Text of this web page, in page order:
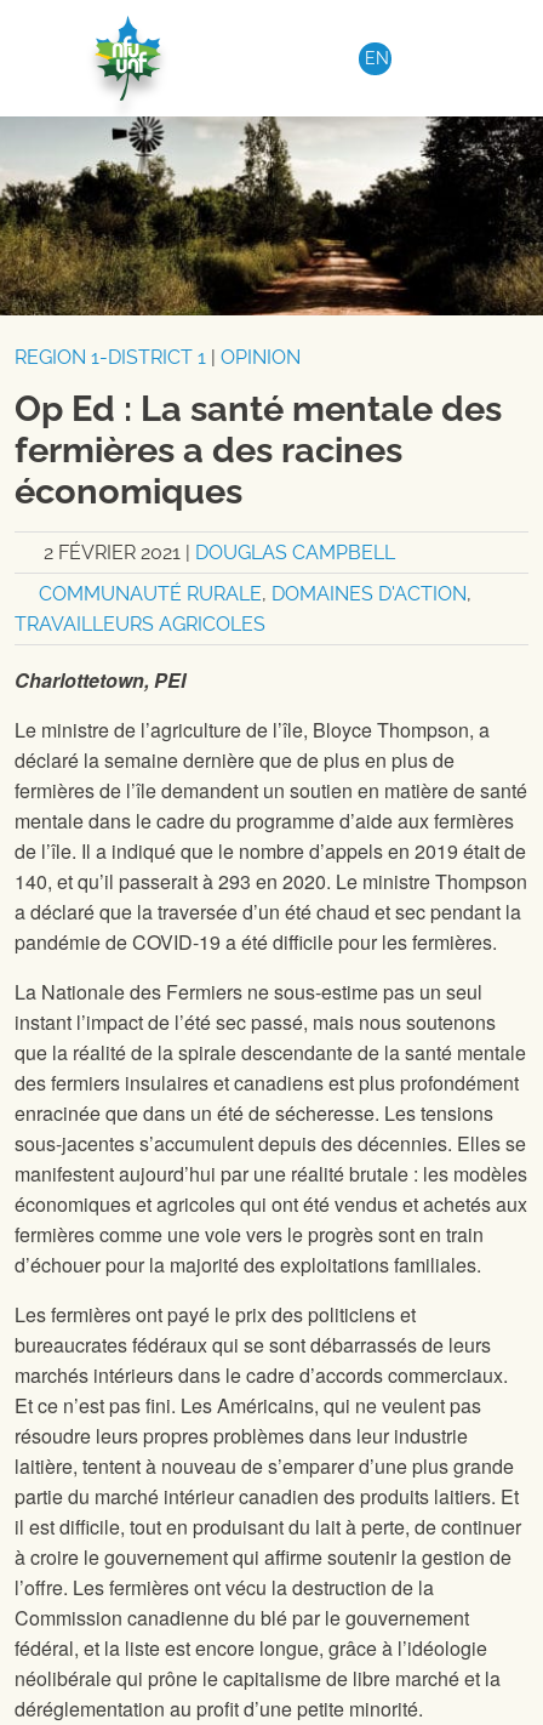
Aller au contenu
EN
REGION 1-DISTRICT 1 OPINION
Op Ed : La santé mentale des
fermières a des racines
économiques
2 FÉVRIER 2021
DOUGLAS CAMPBELL
COMMUNAUTÉ RURALE, DOMAINES D'ACTION,
TRAVAILLEURS AGRICOLES
Charlottetown, PEI
Le ministre de l’agriculture de l’île, Bloyce Thompson, a
déclaré la semaine dernière que de plus en plus de
fermières de l’île demandent un soutien en matière de santé
mentale dans le cadre du programme d’aide aux fermières
de l’île. Il a indiqué que le nombre d’appels en 2019 était de
140, et qu’il passerait à 293 en 2020. Le ministre Thompson
a déclaré que la traversée d’un été chaud et sec pendant la
pandémie de COVID-19 a été difficile pour les fermières.
La Nationale des Fermiers ne sous-estime pas un seul
instant l’impact de l’été sec passé, mais nous soutenons
que la réalité de la spirale descendante de la santé mentale
des fermiers insulaires et canadiens est plus profondément
enracinée que dans un été de sécheresse. Les tensions
sous-jacentes s’accumulent depuis des décennies. Elles se
manifestent aujourd’hui par une réalité brutale : les modèles
économiques et agricoles qui ont été vendus et achetés aux
fermières comme une voie vers le progrès sont en train
d’échouer pour la majorité des exploitations familiales.
Les fermières ont payé le prix des politiciens et
bureaucrates fédéraux qui se sont débarrassés de leurs
marchés intérieurs dans le cadre d’accords commerciaux.
Et ce n’est pas fini. Les Américains, qui ne veulent pas
résoudre leurs propres problèmes dans leur industrie
laitière, tentent à nouveau de s’emparer d’une plus grande
partie du marché intérieur canadien des produits laitiers. Et
il est difficile, tout en produisant du lait à perte, de continuer
à croire le gouvernement qui affirme soutenir la gestion de
l’offre. Les fermières ont vécu la destruction de la
Commission canadienne du blé par le gouvernement
fédéral, et la liste est encore longue, grâce à l’idéologie
néolibérale qui prône le capitalisme de libre marché et la
déréglementation au profit d’une petite minorité.